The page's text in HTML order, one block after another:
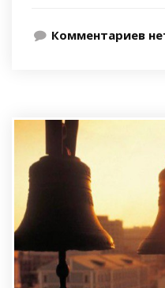
Комментариев